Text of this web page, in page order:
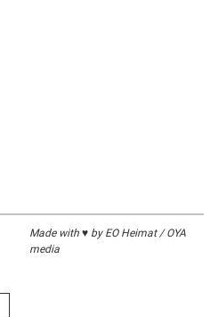
Made with ♥ by EO Heimat / OYA
media